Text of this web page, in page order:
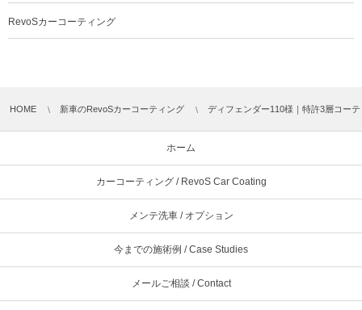
RevoSカーコーティング
HOME 新車のRevoSカーコーティング ディフェンダー110様｜特許3層コー
ホーム
カーコーティング / RevoS Car Coating
メンテ洗車 / オプション
今までの施術例 / Case Studies
メールご相談 / Contact